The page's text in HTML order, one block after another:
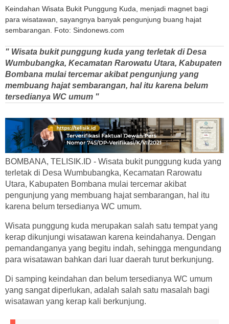
Keindahan Wisata Bukit Punggung Kuda, menjadi magnet bagi
para wisatawan, sayangnya banyak pengunjung buang hajat
sembarangan. Foto: Sindonews.com
" Wisata bukit punggung kuda yang terletak di Desa
Wumbubangka, Kecamatan Rarowatu Utara, Kabupaten
Bombana mulai tercemar akibat pengunjung yang
membuang hajat sembarangan, hal itu karena belum
tersedianya WC umum "
BOMBANA, TELISIK.ID - Wisata bukit punggung kuda yang
terletak di Desa Wumbubangka, Kecamatan Rarowatu
Utara, Kabupaten Bombana mulai tercemar akibat
pengunjung yang membuang hajat sembarangan, hal itu
karena belum tersedianya WC umum.
Wisata punggung kuda merupakan salah satu tempat yang
kerap dikunjungi wisatawan karena keindahanya. Dengan
pemandanganya yang begitu indah, sehingga mengundang
para wisatawan bahkan dari luar daerah turut berkunjung.
Di samping keindahan dan belum tersedianya WC umum
yang sangat diperlukan, adalah salah satu masalah bagi
wisatawan yang kerap kali berkunjung.